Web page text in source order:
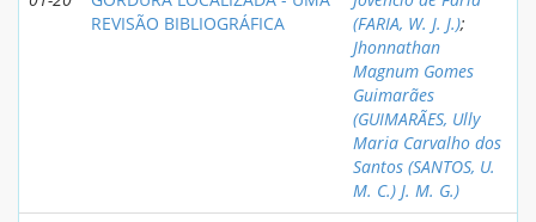
REVISÃO BIBLIOGRÁFICA
(FARIA, W. J. J.);
Jhonnathan
Magnum Gomes
Guimarães
(GUIMARÃES, Ully
Maria Carvalho dos
Santos (SANTOS, U.
M. C.) J. M. G.)